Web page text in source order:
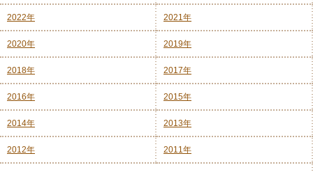
2022年 2021年
2020年 2019年
2018年 2017年
2016年 2015年
2014年 2013年
2012年 2011年